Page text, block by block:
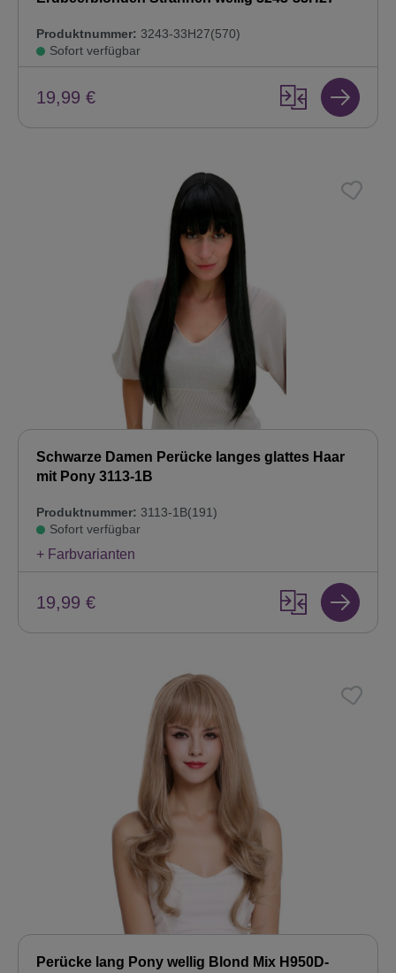
Produktnummer: 3243-33H27(570)
Sofort verfügbar
19,99 €
Schwarze Damen Perücke langes glattes Haar
mit Pony 3113-1B
Produktnummer: 3113-1B(191)
Sofort verfügbar
+ Farbvarianten
19,99 €
Perücke lang Pony wellig Blond Mix H950D-